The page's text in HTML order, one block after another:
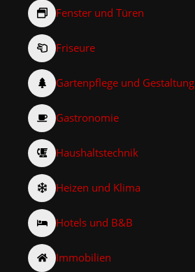
Fenster und Türen
Friseure
Gartenpflege und Gestaltung
Gastronomie
Haushaltstechnik
Heizen und Klima
Hotels und B&B
Immobilien